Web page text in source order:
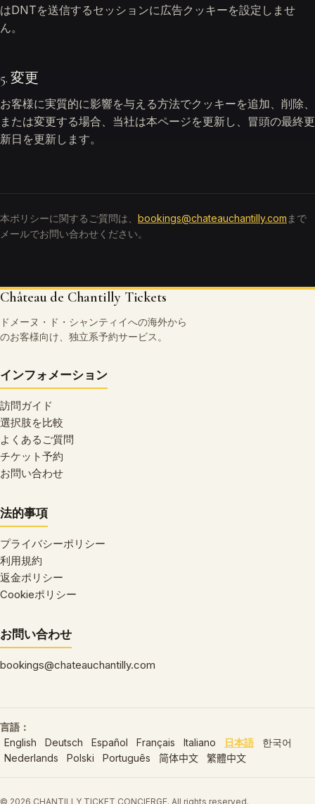
はDNTを送信するセッションに広告クッキーを設定しませ
ん。
5. 変更
お客様に実質的に影響を与える方法でクッキーを追加、削除、
または変更する場合、当社は本ページを更新し、冒頭の最終更
新日を更新します。
本ポリシーに関するご質問は、 bookings@chateauchantilly.com まで
メールでお問い合わせください。
Château de Chantilly Tickets
ドメーヌ・ド・シャンティイへの海外から
のお客様向け、独立系予約サービス。
インフォメーション
訪問ガイド
選択肢を比較
よくあるご質問
チケット予約
お問い合わせ
法的事項
プライバシーポリシー
利用規約
返金ポリシー
Cookieポリシー
お問い合わせ
bookings@chateauchantilly.com
言語：
English
Deutsch Español Français Italiano 日本語
한국어
Nederlands
Polski Português 简体中文 繁體中文
© 2026 CHANTILLY TICKET CONCIERGE. All rights reserved.